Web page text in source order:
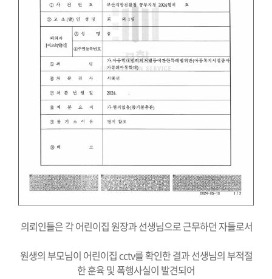
의뢰인들은 각 어린이집 원장과 선생님으로 근무하던 자들로서
원생의 부모님이 어린이집 cctv를 확인한 결과 선생님의 부적절
한 훈육 및 폭행사실이 발견되어